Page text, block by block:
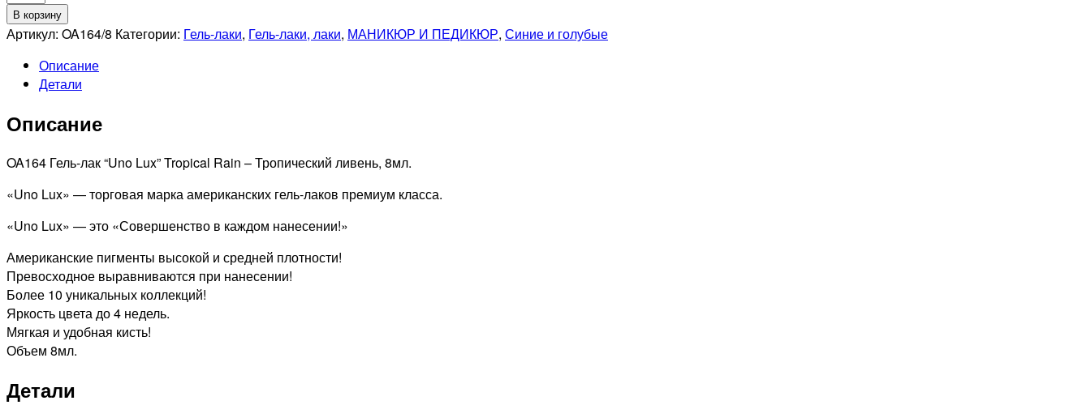
товара
UNO
OA164
Гель-
Tropical
-
ливень,
В корзину
Артикул: OA164/8 Категории: Гель-лаки, Гель-лаки, лаки, МАНИКЮР И ПЕДИКЮР, Синие и голубые
Описание
Детали
Описание
OA164 Гель-лак “Uno Lux” Tropical Rain – Тропический ливень, 8мл.
«Uno Lux» — торговая марка американских гель-лаков премиум класса.
«Uno Lux» — это «Совершенство в каждом нанесении!»
Американские пигменты высокой и средней плотности!
Превосходное выравниваются при нанесении!
Более 10 уникальных коллекций!
Яркость цвета до 4 недель.
Мягкая и удобная кисть!
Объем 8мл.
Детали